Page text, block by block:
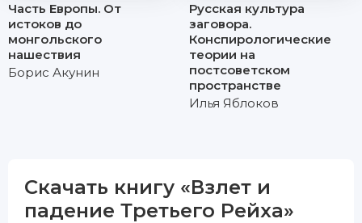
Часть Европы. От
истоков до
монгольского
нашествия
Борис Акунин
Русская культура
заговора.
Конспирологические
теории на
постсоветском
пространстве
Илья Яблоков
Скачать книгу «Взлет и
падение Третьего Рейха»